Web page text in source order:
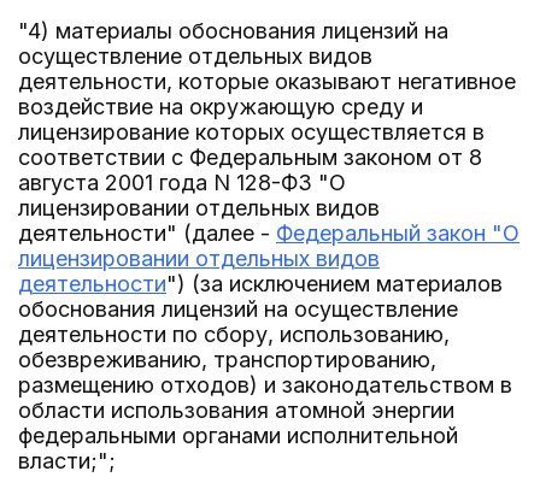
"4) материалы обоснования лицензий на
осуществление отдельных видов
деятельности, которые оказывают негативное
воздействие на окружающую среду и
лицензирование которых осуществляется в
соответствии с Федеральным законом от 8
августа 2001 года N 128-ФЗ "О
лицензировании отдельных видов
деятельности" (далее - Федеральный закон "О
лицензировании отдельных видов
деятельности") (за исключением материалов
обоснования лицензий на осуществление
деятельности по сбору, использованию,
обезвреживанию, транспортированию,
размещению отходов) и законодательством в
области использования атомной энергии
федеральными органами исполнительной
власти;";